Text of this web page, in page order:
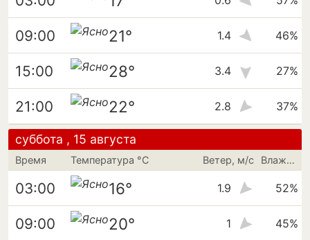
09:00 21° 1.4 46%
15:00 28° 3.4 27%
21:00 22° 2.8 37%
суббота , 15 августа
Время Температура °C Ветер, м/с Влажность
03:00 16° 1.9 52%
09:00 20° 1 45%